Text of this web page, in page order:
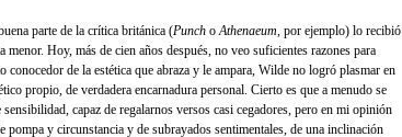
parte de la crítica británica (Punch oAthenaeum, por ejemplo) lo recibió
menor. Hoy, más de cien años después, no veo suficientes razones para
de la estética que abraza y le ampara, Wilde no logró plasmar en
propio, de verdadera encarnadura personal. Cierto es que a menudo se
capaz de regalarnos versos casi cegadores, pero en mi opinión
pompa y circunstancia y de subrayados sentimentales, de una inclinación